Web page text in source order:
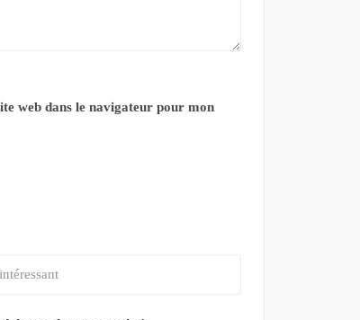
web dans le navigateur pour mon